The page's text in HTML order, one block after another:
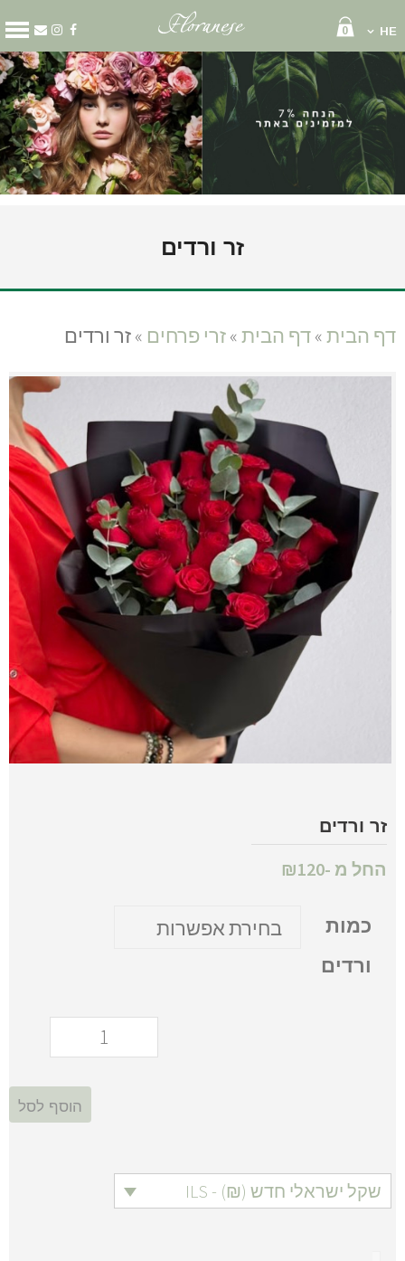
HE
0
קטגוריות
מארזים
זרי פרחים
סידור פרחים
קופסאות פרחים
שוקולד ויין
עציצים
עלינו
צור קשר
מדיניות פרטית
החשבון שלי
זר ורדים
דף הבית»דף הבית»זרי פרחים »זר ורדים
זר ורדים
החל מ - ₪120
כמות
ורדים
הוסף לסל
שקל ישראלי חדש (₪) - ILS